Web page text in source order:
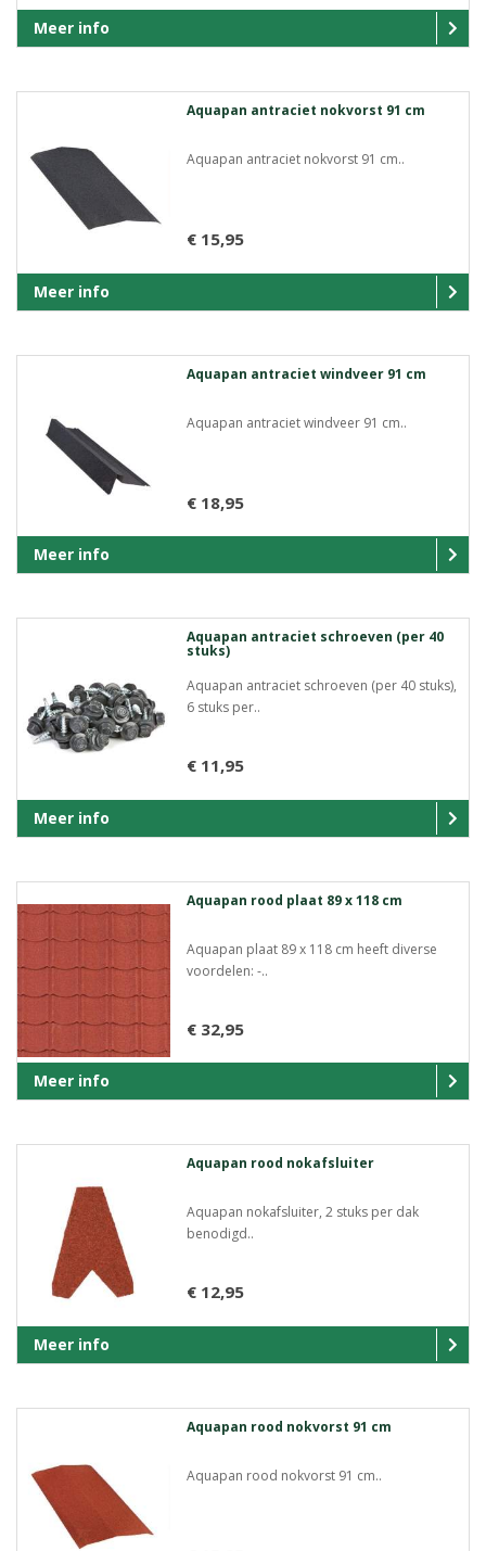
Meer info
Aquapan antraciet nokvorst 91 cm
Aquapan antraciet nokvorst 91 cm..
€ 15,95
Meer info
Aquapan antraciet windveer 91 cm
Aquapan antraciet windveer 91 cm..
€ 18,95
Meer info
Aquapan antraciet schroeven (per 40
stuks)
Aquapan antraciet schroeven (per 40 stuks),
6 stuks per..
€ 11,95
Meer info
Aquapan rood plaat 89 x 118 cm
Aquapan plaat 89 x 118 cm heeft diverse
voordelen: -..
€ 32,95
Meer info
Aquapan rood nokafsluiter
Aquapan nokafsluiter, 2 stuks per dak
benodigd..
€ 12,95
Meer info
Aquapan rood nokvorst 91 cm
Aquapan rood nokvorst 91 cm..